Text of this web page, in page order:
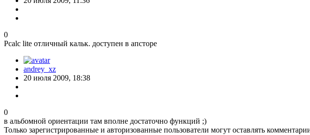
0
Pcalc lite отличный кальк. доступен в апсторе
andrey_xz
20 июля 2009, 18:38
0
в альбомной ориентации там вполне достаточно функций ;)
Только зарегистрированные и авторизованные пользователи могут оставлять